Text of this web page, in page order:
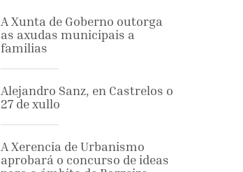
A Xunta de Goberno outorga
as axudas municipais a
familias
Alejandro Sanz, en Castrelos o
27 de xullo
A Xerencia de Urbanismo
aprobará o concurso de ideas